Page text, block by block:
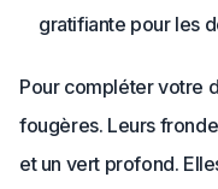
gratifiante pour les
Pour compléter votre
fougères. Leurs
et un vert profond.